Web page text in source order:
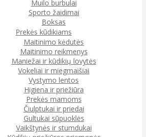
Muilo burbulai
Sporto žaidimai
Boksas
Prekės kūdikiams
Maitinimo kėdutės
Maitinimo reikmenys
Maniežai ir kūdikių lovytės
Vokeliai ir miegmaišiai
Vystymo lentos
Higiena ir priežiūra
Prekės mamoms
Čiulptukai ir priedai
Gultukai sūpuoklės
Vaikštynės ir stumdukai